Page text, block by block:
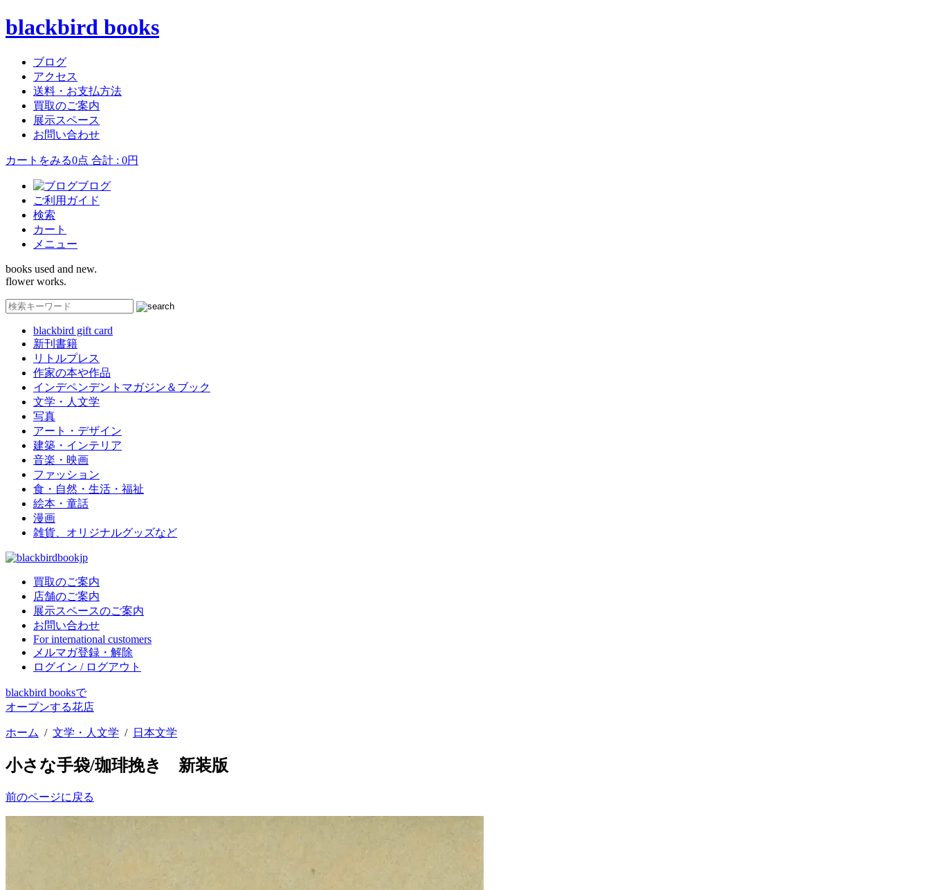
blackbird books
ブログ
アクセス
送料・お支払方法
買取のご案内
展示スペース
お問い合わせ
カートをみる0点 合計 : 0円
ブログ
ご利用ガイド
検索
カート
メニュー
books used and new.
flower works.
blackbird gift card
新刊書籍
リトルプレス
作家の本や作品
インデペンデントマガジン＆ブック
文学・人文学
写真
アート・デザイン
建築・インテリア
音楽・映画
ファッション
食・自然・生活・福祉
絵本・童話
漫画
雑貨、オリジナルグッズなど
買取のご案内
店舗のご案内
展示スペースのご案内
お問い合わせ
For international customers
メルマガ登録・解除
ログイン / ログアウト
blackbird booksで
オープンする花店
ホーム / 文学・人文学 / 日本文学
小さな手袋/珈琲挽き 新装版
前のページに戻る